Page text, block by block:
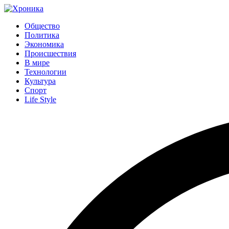
Общество
Политика
Экономика
Происшествия
В мире
Технологии
Культура
Спорт
Life Style